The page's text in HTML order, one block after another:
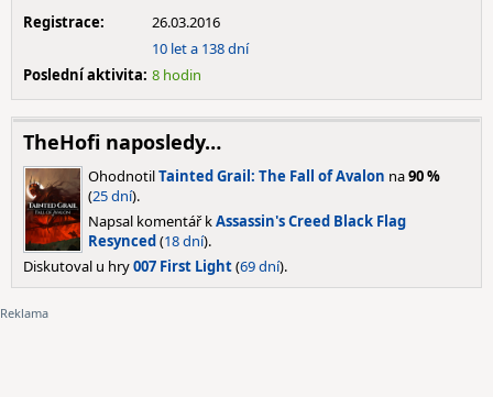
Registrace:
26.03.2016
10 let a 138 dní
Poslední aktivita: 8 hodin
TheHofi naposledy…
OhodnotilTainted Grail: The Fall of Avalon na90 %
(25 dní).
Napsal komentář kAssassin's Creed Black Flag
Resynced(18 dní).
Diskutoval u hry007 First Light(69 dní).